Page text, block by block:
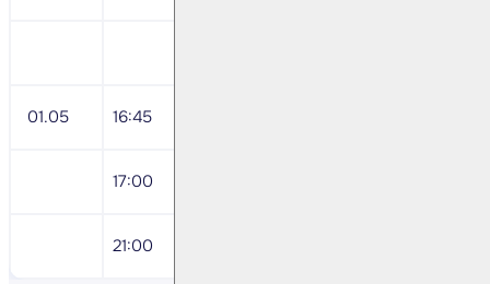
01.05 16:45
17:00
21:00